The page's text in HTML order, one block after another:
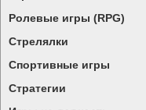
Ролевые игры (RPG)
Стрелялки
Спортивные игры
Стратегии